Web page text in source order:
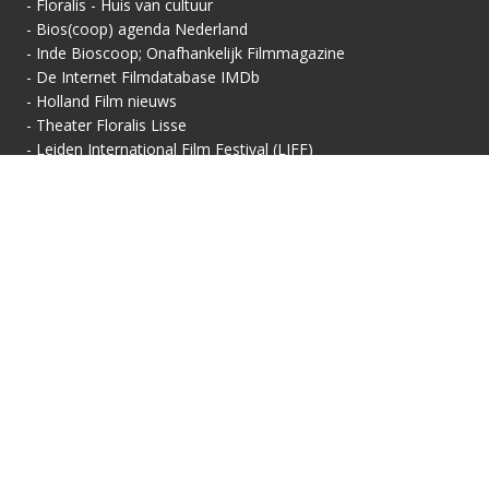
- Floralis - Huis van cultuur
- Bios(coop) agenda Nederland
- Inde Bioscoop; Onafhankelijk Filmmagazine
- De Internet Filmdatabase IMDb
- Holland Film nieuws
- Theater Floralis Lisse
- Leiden International Film Festival (LIFF)